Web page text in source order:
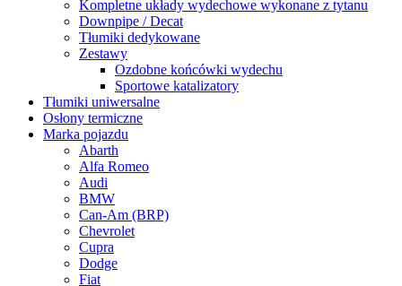
Kompletne układy wydechowe wykonane z tytanu
Downpipe / Decat
Tłumiki dedykowane
Zestawy
Ozdobne końcówki wydechu
Sportowe katalizatory
Tłumiki uniwersalne
Osłony termiczne
Marka pojazdu
Abarth
Alfa Romeo
Audi
BMW
Can-Am (BRP)
Chevrolet
Cupra
Dodge
Fiat